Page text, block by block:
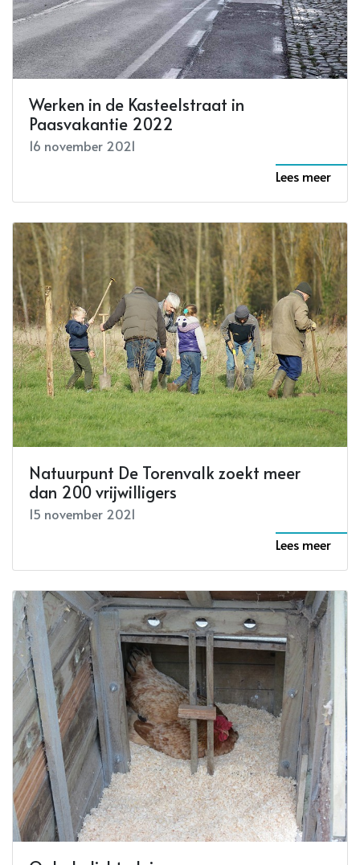
Werken in de Kasteelstraat in
Paasvakantie 2022
16 november 2021
Lees meer
Natuurpunt De Torenvalk zoekt meer
dan 200 vrijwilligers
15 november 2021
Lees meer